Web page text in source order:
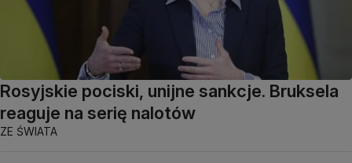
Rosyjskie pociski, unijne sankcje. Bruksela
reaguje na serię nalotów
ZE ŚWIATA